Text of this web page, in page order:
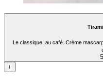
Le classique, au café. Crème
+